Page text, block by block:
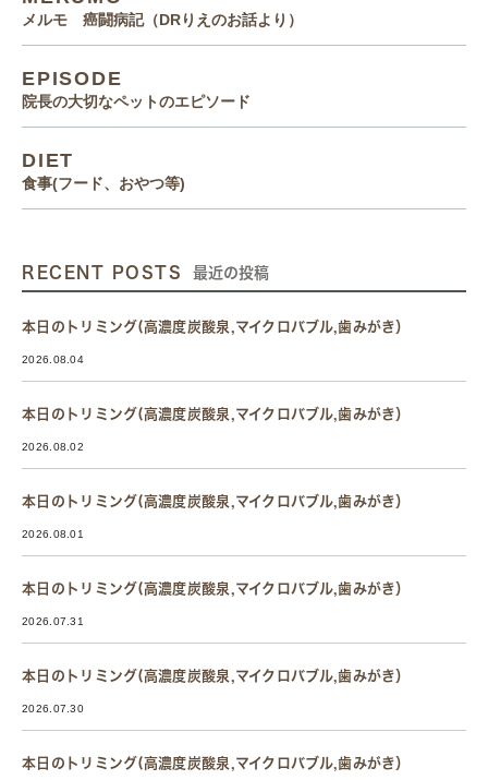
メルモ 癌闘病記（DRりえのお話より）
EPISODE
院長の大切なペットのエピソード
DIET
食事(フード、おやつ等)
RECENT POSTS 最近の投稿
本日のトリミング(高濃度炭酸泉,マイクロバブル,歯みがき）
2026.08.04
本日のトリミング(高濃度炭酸泉,マイクロバブル,歯みがき）
2026.08.02
本日のトリミング(高濃度炭酸泉,マイクロバブル,歯みがき）
2026.08.01
本日のトリミング(高濃度炭酸泉,マイクロバブル,歯みがき）
2026.07.31
本日のトリミング(高濃度炭酸泉,マイクロバブル,歯みがき）
2026.07.30
本日のトリミング(高濃度炭酸泉,マイクロバブル,歯みがき）